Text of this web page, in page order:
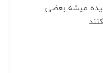
میشه بعضی